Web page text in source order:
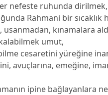
nefeste ruhunda dirilmek,
Rahmani bir sıcaklık
kınamalara
umut,
cesaretini yüreğine
avuçlarına, emeğine,
ipine bağlayanlara